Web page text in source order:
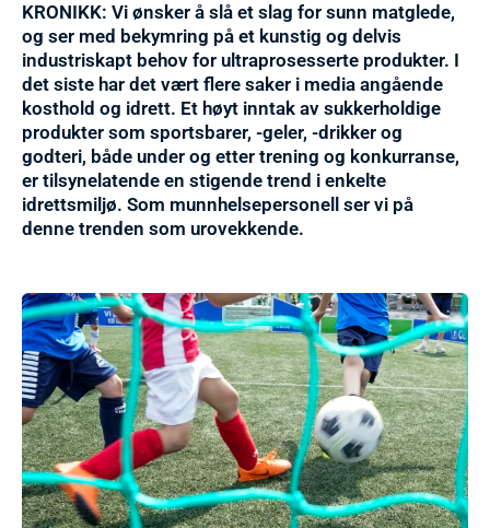
KRONIKK: Vi ønsker å slå et slag for sunn matglede,
og ser med bekymring på et kunstig og delvis
industriskapt behov for ultraprosesserte produkter. I
det siste har det vært flere saker i media angående
kosthold og idrett. Et høyt inntak av sukkerholdige
produkter som sportsbarer, -geler, -drikker og
godteri, både under og etter trening og konkurranse,
er tilsynelatende en stigende trend i enkelte
idrettsmiljø. Som munnhelsepersonell ser vi på
denne trenden som urovekkende.